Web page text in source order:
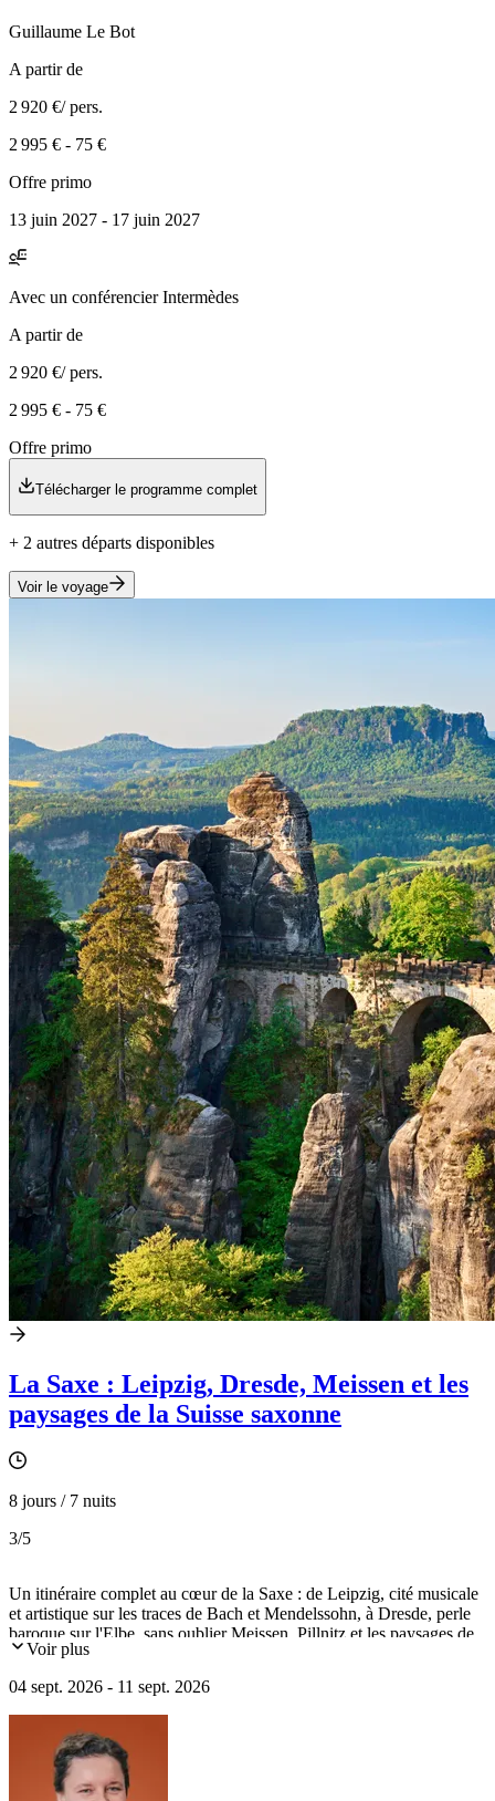
Guillaume Le Bot
A partir de
2 920 €/ pers.
2 995 € - 75 €
Offre primo
13 juin 2027 - 17 juin 2027
Avec un conférencier Intermèdes
A partir de
2 920 €/ pers.
2 995 € - 75 €
Offre primo
Télécharger le programme complet
+ 2 autres départs disponibles
Voir le voyage
La Saxe : Leipzig, Dresde, Meissen et les
paysages de la Suisse saxonne
8 jours / 7 nuits
3/5
Un itinéraire complet au cœur de la Saxe : de Leipzig, cité musicale
et artistique sur les traces de Bach et Mendelssohn, à Dresde, perle
baroque sur l'Elbe, sans oublier Meissen, Pillnitz et les paysages de
la Suisse saxonne
Voir plus
04 sept. 2026 - 11 sept. 2026